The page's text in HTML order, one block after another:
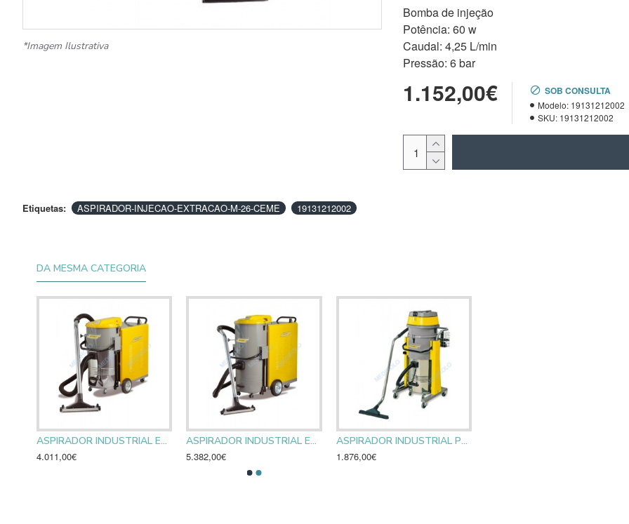
*Imagem Ilustrativa
Bomba de injeção
Potência: 60 w
Caudal: 4,25 L/min
Pressão: 6 bar
1.152,00€ SOB CONSULTA
Modelo: 19131212002
SKU: 19131212002
Etiquetas: ASPIRADOR-INJECAO-EXTRACAO-M-26-CEME 19131212002
DA MESMA CATEGORIA
ASPIRADOR INDUSTRIAL ESPECIAL AZ 35
4.011,00€
ASPIRADOR INDUSTRIAL ESPECIAL AZ 45
5.382,00€
ASPIRADOR INDUSTRIAL PÓ E LÍQUIDOS AS 30 IK
1.876,00€